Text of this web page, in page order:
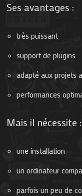
Ses avantages :
très puissant
support de plugins
adapté aux projets
performances
Mais il nécessite :
une installation
un ordinateur
parfois un peu de